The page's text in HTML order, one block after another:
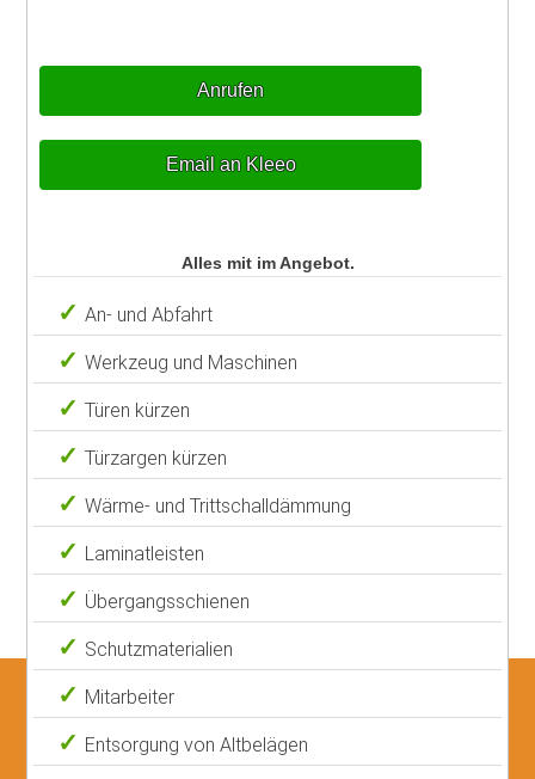
Anrufen
Email an Kleeo
Alles mit im Angebot.
An- und Abfahrt
Werkzeug und Maschinen
Türen kürzen
Türzargen kürzen
Wärme- und Trittschalldämmung
Laminatleisten
Übergangsschienen
Schutzmaterialien
Mitarbeiter
Entsorgung von Altbelägen